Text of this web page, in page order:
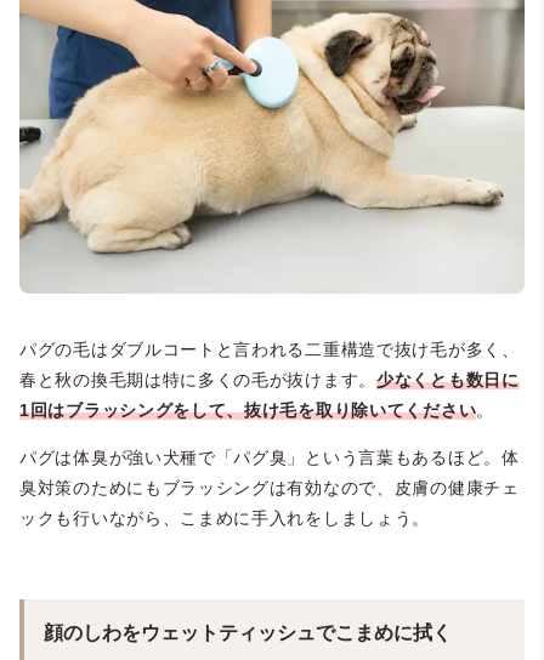
パグの毛はダブルコートと言われる二重構造で抜け毛が多く、
春と秋の換毛期は特に多くの毛が抜けます。 少なくとも数日に
1回はブラッシングをして、抜け毛を取り除いてください。
パグは体臭が強い犬種で「パグ臭」という言葉もあるほど。体
臭対策のためにもブラッシングは有効なので、皮膚の健康チェ
ックも行いながら、こまめに手入れをしましょう。
顔のしわをウェットティッシュでこまめに拭く